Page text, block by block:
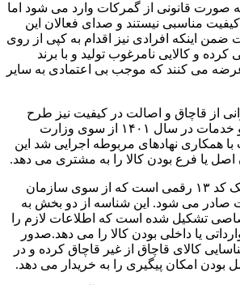
صورت قانونی از گمرکات وارد می‌ شود اما
کیفیت مناسبی نیستند و صدای فعالان این
اینکه افرادی نیز اقدام به کپی از روی
و کالایی نامرغوب تولید و با برند
می کنند که موجب بی اعتمادی به سایر
از قاچاق و اصالت در کیفیت نیز طرح
شناسه دار کردن کالا و خدمات در سال ۱۴۰۱ از سوی وزارت
همکاری نهادهای مربوطه اجرایی شد این
یا فرع بودن کالا را به مشتری می دهد.
شناسه کالا و خدمات یک کد ۱۳ رقمی است که از سوی سازمان
صادر می شود. این شناسه از دو بخش به
تشکیل شده است که اطلاعات لازم را
یا داخلی بودن کالا را می دهد.صدور
کالای قاچاق از غیر قاچاق کرده و در
بودن امکان پیگیری را به خریدار می دهد.